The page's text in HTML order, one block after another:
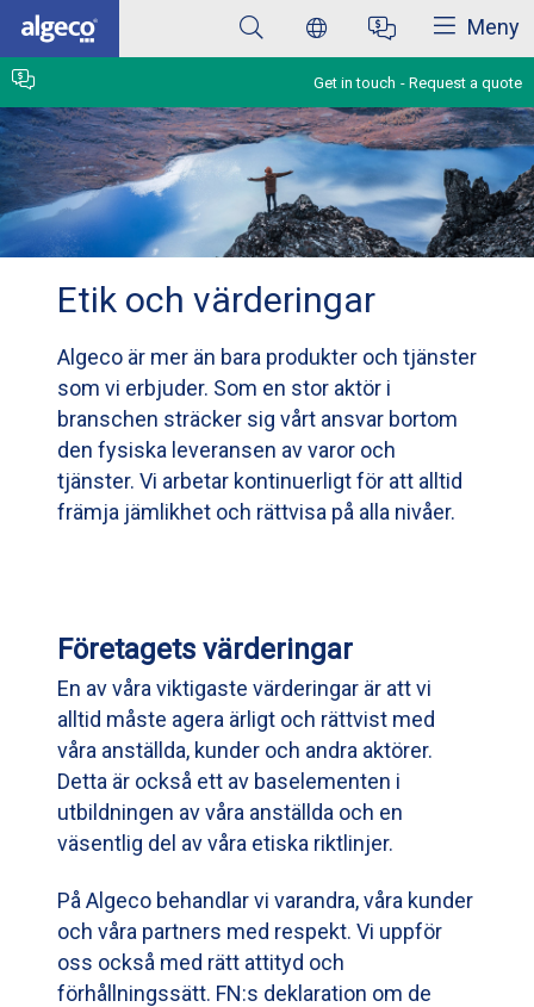
Skip
main
content
Meny
Get in touch Request a quote
Etik och värderingar
Algeco är mer än bara produkter och tjänster
som vi erbjuder. Som en stor aktör i
branschen sträcker sig vårt ansvar bortom
den fysiska leveransen av varor och
tjänster. Vi arbetar kontinuerligt för att alltid
främja jämlikhet och rättvisa på alla nivåer.
Företagets värderingar
En av våra viktigaste värderingar är att vi
alltid måste agera ärligt och rättvist med
våra anställda, kunder och andra aktörer.
Detta är också ett av baselementen i
utbildningen av våra anställda och en
väsentlig del av våra etiska riktlinjer.
På Algeco behandlar vi varandra, våra kunder
och våra partners med respekt. Vi uppför
oss också med rätt attityd och
förhållningssätt. FN:s deklaration om de